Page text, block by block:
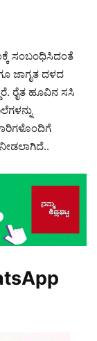
ಸಂಬಂಧಿಸಿದಂತೆ
ಜಾಗೃತ ದಳದ
ರೈತ ಹೂವಿನ ಸಸಿ